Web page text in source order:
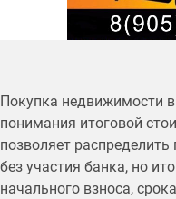
Покупка недвижимости в
понимания итоговой
позволяет
без участия банка, но
начального взноса,